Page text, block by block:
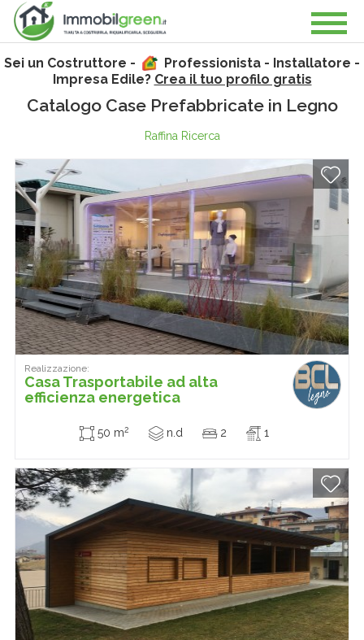
Sei un Costruttore -
Professionista - Installatore -
Impresa Edile? Crea il tuo profilo gratis
Catalogo Case Prefabbricate in Legno
Raffina Ricerca
Realizzazione:
Casa Trasportabile ad alta
efficienza energetica
50 m2 n.d 2 1